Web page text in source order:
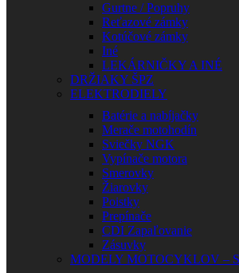
Gurtne / Popruhy
Reťazové zámky
Kotúčové zámky
Iné
LEKÁRNIČKY A INÉ
DRŽIAKY ŠPZ
ELEKTRODIELY
Batérie a nabíjačky
Merače motohodín
Sviečky NGK
Vypínače motora
Smerovky
Žiarovky
Poistky
Prepínače
CDI Zapaľovanie
Zásuvky
MODELY MOTOCYKLOV –